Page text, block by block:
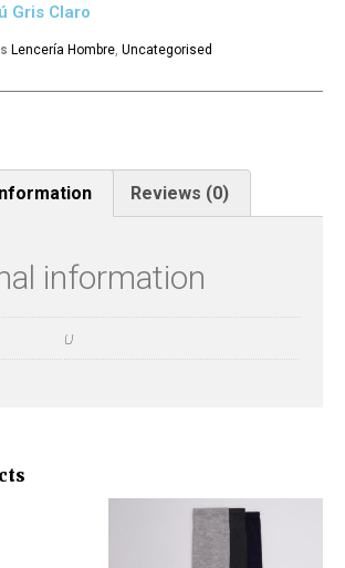
Gris Claro
Lencería Hombre Uncategorised
Reviews (0)
information
U